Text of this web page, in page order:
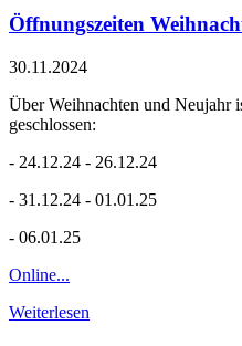
Öffnungszeiten
30.11.2024
Über Weihnachten und Neujahr
geschlossen:
- 24.12.24 - 26.12.24
- 31.12.24 - 01.01.25
- 06.01.25
Online...
Weiterlesen